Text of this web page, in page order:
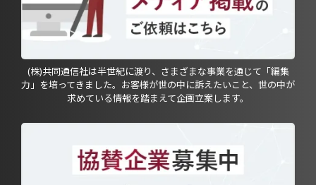
(株)共同通信社は半世紀に渡り、さまざまな事業を通じて「編集
力」を培ってきました。お客様が世の中に訴えたいこと、世の中が
求めている情報を踏まえて企画立案します。